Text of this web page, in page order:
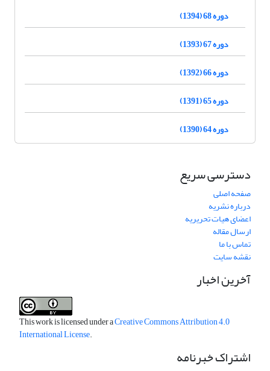
دوره 68 (1394)
دوره 67 (1393)
دوره 66 (1392)
دوره 65 (1391)
دوره 64 (1390)
دسترسی سریع
صفحه اصلی
درباره نشریه
اعضای هیات تحریریه
ارسال مقاله
تماس با ما
نقشه سایت
آخرین اخبار
This work is licensed under aCreative Commons Attribution 4.0
International License.
اشتراک خبرنامه